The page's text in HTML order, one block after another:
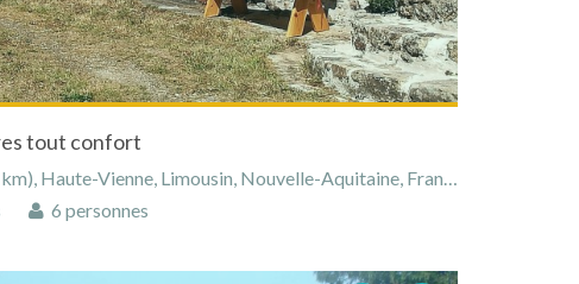
tout confort
Haute-Vienne, Limousin, Nouvelle-Aquitaine, France
6 personnes